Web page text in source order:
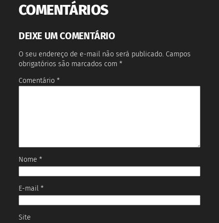
COMENTÁRIOS
DEIXE UM COMENTÁRIO
O seu endereço de e-mail não será publicado. Campos
obrigatórios são marcados com *
Comentário *
Nome *
E-mail *
Site